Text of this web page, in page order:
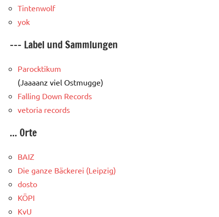
Tintenwolf
yok
--- Label und Sammlungen
Parocktikum
(Jaaaanz viel Ostmugge)
Falling Down Records
vetoria records
... Orte
BAIZ
Die ganze Bäckerei (Leipzig)
dosto
KÖPI
KvU